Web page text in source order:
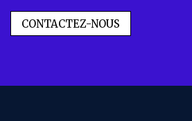
CONTACTEZ-NOUS